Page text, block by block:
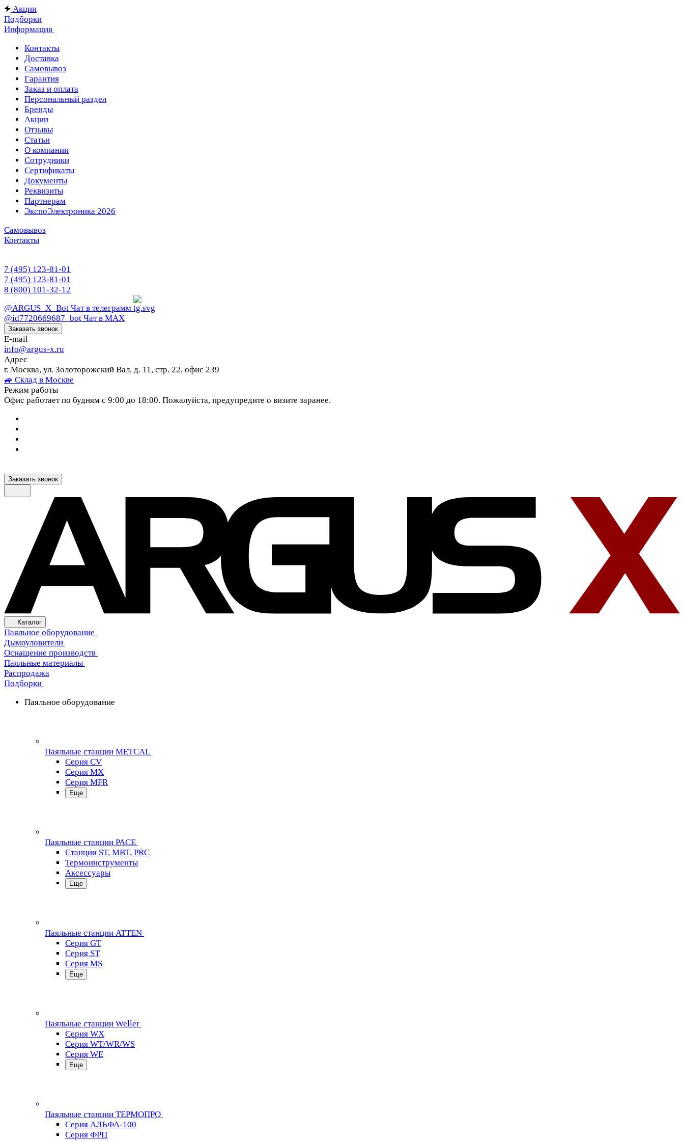
Акции
Подборки
Информация
Контакты
Доставка
Самовывоз
Гарантия
Заказ и оплата
Персональный раздел
Бренды
Акции
Отзывы
Статьи
О компании
Сотрудники
Сертификаты
Документы
Реквизиты
Партнерам
ЭкспоЭлектроника 2026
Самовывоз
Контакты
7 (495) 123-81-01
7 (495) 123-81-01
8 (800) 101-32-12
@ARGUS_X_Bot Чат в телеграмм
@id7720669687_bot Чат в МАХ
Заказать звонок
E-mail
info@argus-x.ru
Адрес
г. Москва, ул. Золоторожский Вал, д. 11, стр. 22, офис 239
🚙 Склад в Москве
Режим работы
Офис работает по будням с 9:00 до 18:00. Пожалуйста, предупредите о визите заранее.
Заказать звонок
Каталог
Паяльное оборудование
Дымоуловители
Оснащение производств
Паяльные материалы
Распродажа
Подборки
Паяльное оборудование
Паяльные станции METCAL
Серия CV
Серия MX
Серия MFR
Еще
Паяльные станции PACE
Станции ST, MBT, PRC
Термоинструменты
Аксессуары
Еще
Паяльные станции ATTEN
Серия GT
Серия ST
Серия MS
Еще
Паяльные станции Weller
Серия WX
Серия WT/WR/WS
Серия WE
Еще
Паяльные станции ТЕРМОПРО
Серия АЛЬФА-100
Серия ФРЦ